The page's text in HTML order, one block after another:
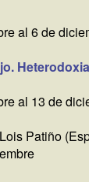
al 6 de
al 13 de
Patiño